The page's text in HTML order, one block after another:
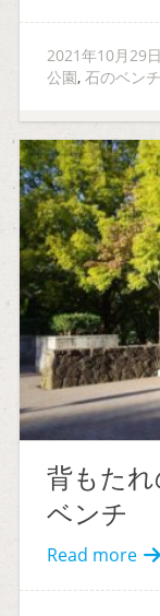
2021年10月29日
公園, 石のベンチ
背もた
ベンチ
Read more